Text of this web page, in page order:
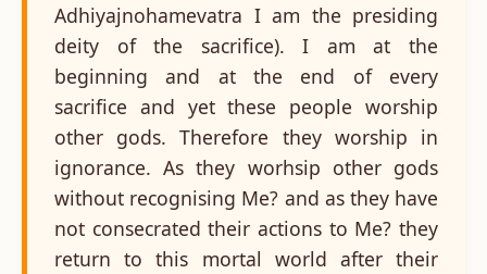
Adhiyajnohamevatra I am the presiding
deity of the sacrifice). I am at the
beginning and at the end of every
sacrifice and yet these people worship
other gods. Therefore they worship in
ignorance. As they worhsip other gods
without recognising Me? and as they have
not consecrated their actions to Me? they
return to this mortal world after their